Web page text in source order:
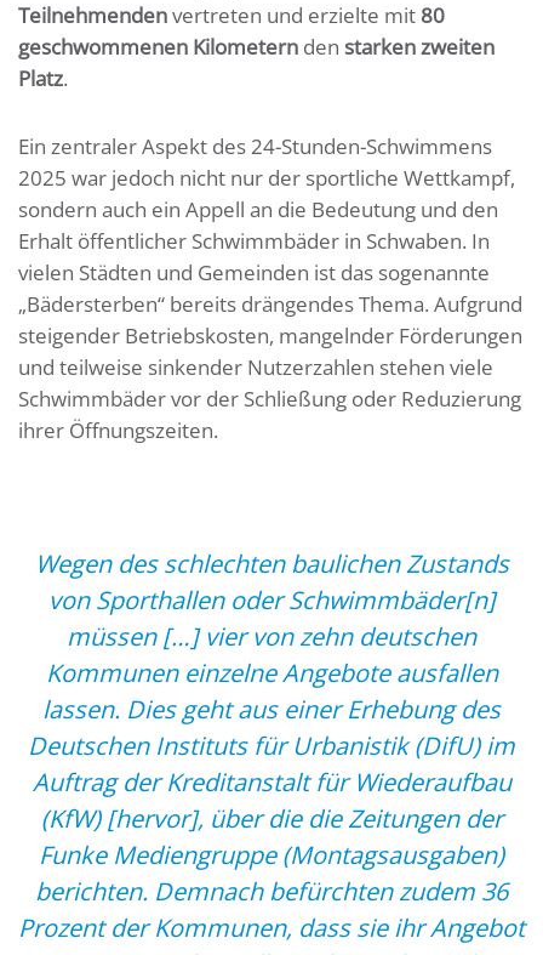
Teilnehmendenvertreten und erzielte mit 80
geschwommenen Kilometern den starken zweiten
Platz.
Ein zentraler Aspekt des 24-Stunden-Schwimmens
2025 war jedoch nicht nur der sportliche Wettkampf,
sondern auch ein Appell an die Bedeutung und den
Erhalt öffentlicher Schwimmbäder in Schwaben. In
vielen Städten und Gemeinden ist das sogenannte
„Bädersterben“ bereits drängendes Thema. Aufgrund
steigender Betriebskosten, mangelnder Förderungen
und teilweise sinkender Nutzerzahlen stehen viele
Schwimmbäder vor der Schließung oder Reduzierung
ihrer Öffnungszeiten.
Wegen des schlechten baulichen Zustands
von Sporthallen oder Schwimmbäder[n]
müssen […] vier von zehn deutschen
Kommunen einzelne Angebote ausfallen
lassen. Dies geht aus einer Erhebung des
Deutschen Instituts für Urbanistik (DifU) im
Auftrag der Kreditanstalt für Wiederaufbau
(KfW) [hervor], über die die Zeitungen der
Funke Mediengruppe (Montagsausgaben)
berichten. Demnach befürchten zudem 36
Prozent der Kommunen, dass sie ihr Angebot